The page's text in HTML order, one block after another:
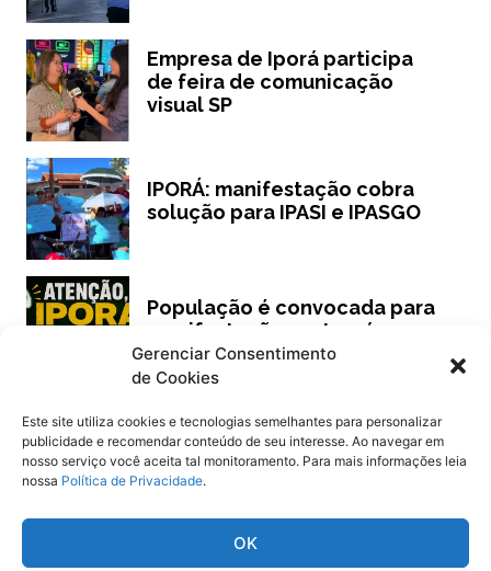
Gerenciar Consentimento
de Cookies
Este site utiliza cookies e tecnologias semelhantes para personalizar
publicidade e recomendar conteúdo de seu interesse. Ao navegar em
nosso serviço você aceita tal monitoramento. Para mais informações leia
nossa Política de Privacidade.
OK
Empresa de Iporá participa
de feira de comunicação
visual SP
IPORÁ: manifestação cobra
solução para IPASI e IPASGO
População é convocada para
manifestação em Iporá
SigaOeste Goiano Notícias